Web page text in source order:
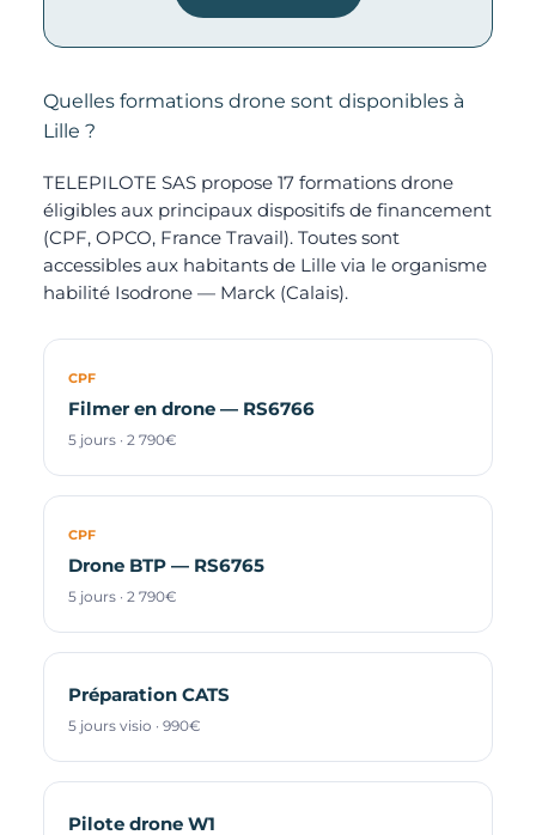
Quelles formations drone sont disponibles à
Lille ?
TELEPILOTE SAS propose 17 formations drone
éligibles aux principaux dispositifs de financement
(CPF, OPCO, France Travail). Toutes sont
accessibles aux habitants de Lille via le organisme
habilité Isodrone — Marck (Calais).
CPF
Filmer en drone — RS6766
5 jours · 2 790€
CPF
Drone BTP — RS6765
5 jours · 2 790€
Préparation CATS
5 jours visio · 990€
Pilote drone W1